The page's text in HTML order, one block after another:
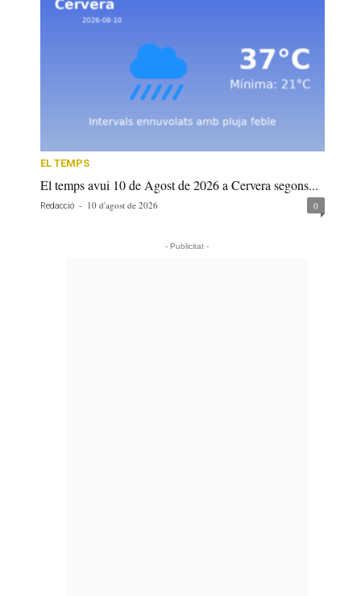
EL TEMPS
El temps avui 10 de Agost de 2026 a Cervera segons...
Redacció - 10 d'agost de 2026 0
- Publicitat -